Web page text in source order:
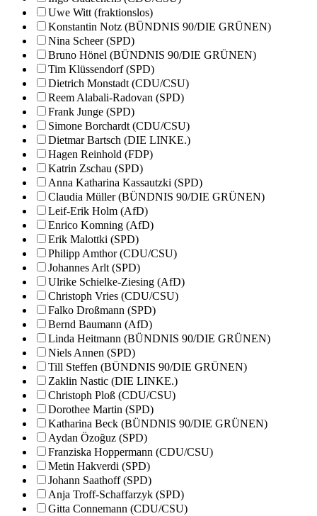
Uwe Witt (fraktionslos)
Konstantin Notz (BÜNDNIS 90/DIE GRÜNEN)
Nina Scheer (SPD)
Bruno Hönel (BÜNDNIS 90/DIE GRÜNEN)
Tim Klüssendorf (SPD)
Dietrich Monstadt (CDU/CSU)
Reem Alabali-Radovan (SPD)
Frank Junge (SPD)
Simone Borchardt (CDU/CSU)
Dietmar Bartsch (DIE LINKE.)
Hagen Reinhold (FDP)
Katrin Zschau (SPD)
Anna Katharina Kassautzki (SPD)
Claudia Müller (BÜNDNIS 90/DIE GRÜNEN)
Leif-Erik Holm (AfD)
Enrico Komning (AfD)
Erik Malottki (SPD)
Philipp Amthor (CDU/CSU)
Johannes Arlt (SPD)
Ulrike Schielke-Ziesing (AfD)
Christoph Vries (CDU/CSU)
Falko Droßmann (SPD)
Bernd Baumann (AfD)
Linda Heitmann (BÜNDNIS 90/DIE GRÜNEN)
Niels Annen (SPD)
Till Steffen (BÜNDNIS 90/DIE GRÜNEN)
Zaklin Nastic (DIE LINKE.)
Christoph Ploß (CDU/CSU)
Dorothee Martin (SPD)
Katharina Beck (BÜNDNIS 90/DIE GRÜNEN)
Aydan Özoğuz (SPD)
Franziska Hoppermann (CDU/CSU)
Metin Hakverdi (SPD)
Johann Saathoff (SPD)
Anja Troff-Schaffarzyk (SPD)
Gitta Connemann (CDU/CSU)